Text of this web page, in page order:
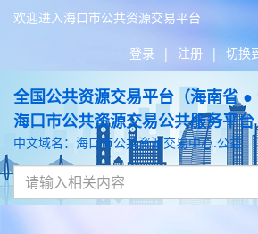
欢迎进入海口市公共资源交易平台
登录 | 注册 | 切换
全国公共资源交易平台（海南省 ●
海口市公共资源交易公共服务平台
中文域名：海口市公共资源交易中心.公益